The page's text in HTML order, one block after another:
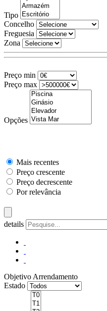
Tipo
Concelho
Freguesia
Zona
Preço min
Preço max
Opções
Mais recentes
Preço crescente
Preço decrescente
Por relevância
details
Objetivo Arrendamento
Estado